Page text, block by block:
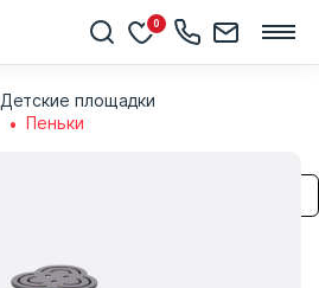
0
Детские площадки
Пеньки